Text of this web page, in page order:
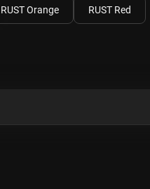
RUST Orange RUST Red